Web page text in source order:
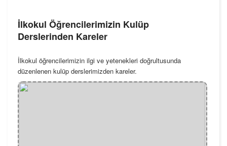
İlkokul Öğrencilerimizin Kulüp
Derslerinden Kareler
İlkokul öğrencilerimizin ilgi ve yetenekleri doğrultusunda
düzenlenen kulüp derslerimizden kareler.